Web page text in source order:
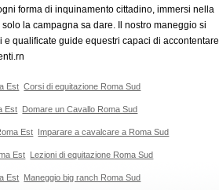
forma di inquinamento cittadino, immersi nella
la campagna sa dare. Il nostro maneggio si
e qualificate guide equestri capaci di accontentare
Est Corsi di equitazione Roma Sud
Est Domare un Cavallo Roma Sud
Est Imparare a cavalcare a Roma Sud
Est Lezioni di equitazione Roma Sud
Est Maneggio big ranch Roma Sud